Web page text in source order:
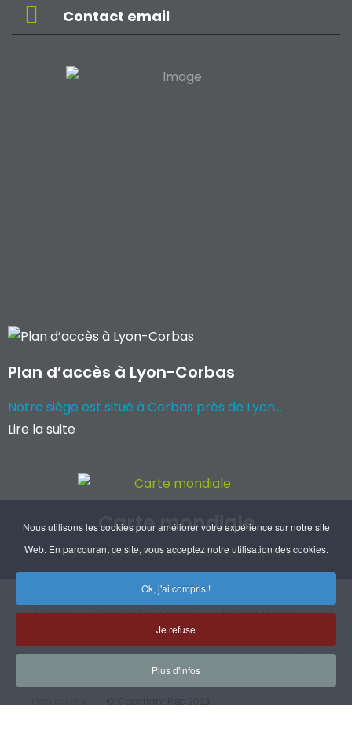
Nous utilisons les cookies pour améliorer votre expérience sur notre site
Web. En parcourant ce site, vous acceptez notre utilisation des cookies.
Ok, j'ai compris !
Je refuse
Plus d'infos
Contact email
Plan d’accès à Lyon-Corbas
Notre siège est situé à Corbas près de Lyon...
Lire la suite
Carte mondiale
Coordonnées de nos filiales et agents
À Propos Opportunités d'emploi Mentions légales
RGPD Handicap CGV Certifications Plan d'accès